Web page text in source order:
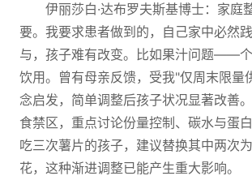
伊丽莎白·达布罗夫斯基博士：家庭
要。我要求患者做到的，自己家中必然
与，孩子难有改变。比如果汁问题——
饮用。曾有母亲反馈，受我"仅周末限量
念启发，简单调整后孩子状况显著改善
食禁区，重点讨论份量控制、碳水与蛋
吃三次薯片的孩子，建议替换其中两次
花，这种渐进调整已能产生重大影响。